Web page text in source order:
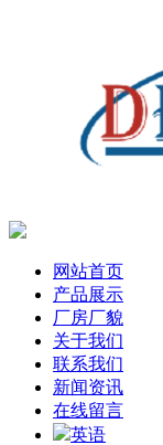
网站首页
产品展示
厂房厂貌
关于我们
联系我们
新闻资讯
在线留言
英语